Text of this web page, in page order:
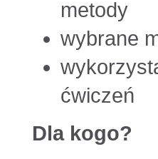
metody
wybrane
ćwiczeń
Dla kogo?